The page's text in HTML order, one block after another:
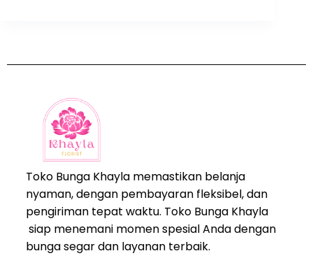
Toko Bunga Khayla memastikan belanja
nyaman, dengan pembayaran fleksibel, dan
pengiriman tepat waktu. Toko Bunga Khayla
siap menemani momen spesial Anda dengan
bunga segar dan layanan terbaik.